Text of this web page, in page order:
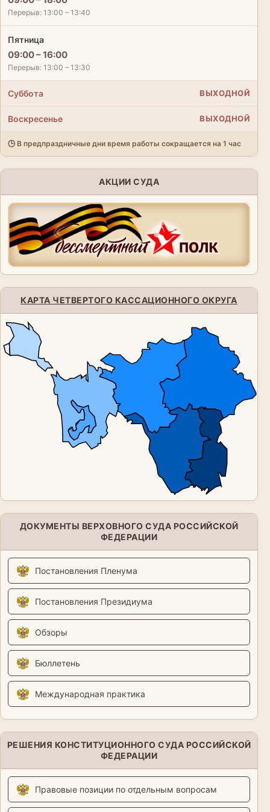
Перерыв: 13:00 – 13:40
Пятница
09:00 – 16:00
Перерыв: 13:00 – 13:30
Суббота ВЫХОДНОЙ
Воскресенье ВЫХОДНОЙ
🕒 В предпраздничные дни время работы сокращается на 1 час
АКЦИИ СУДА
КАРТА ЧЕТВЕРТОГО КАССАЦИОННОГО ОКРУГА
ДОКУМЕНТЫ ВЕРХОВНОГО СУДА РОССИЙСКОЙ
ФЕДЕРАЦИИ
Постановления Пленума
Постановления Президиума
Обзоры
Бюллетень
Международная практика
РЕШЕНИЯ КОНСТИТУЦИОННОГО СУДА РОССИЙСКОЙ
ФЕДЕРАЦИИ
Правовые позиции по отдельным вопросам